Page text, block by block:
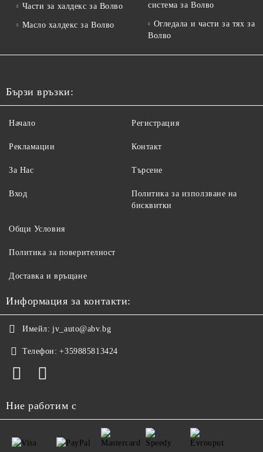
Части за халдекс за Волво
Масло халдекс за Волво
система за Волво
Огледала и части за тях за
Волво
Бързи връзки:
Начало
Рекламации
За Нас
Вход
Регистрация
Контакт
Търсене
Политика за използване на
бисквитки
Общи Условия
Политика за поверителност
Доставка и връщане
Информация за контакти:
Имейл: jv_auto@abv.bg
Телефон: +359885813424
Ние работим с